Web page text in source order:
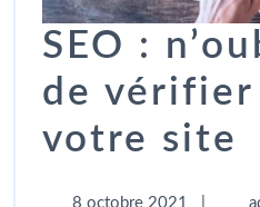
SEO :
de vérifier
votre site
8 octobre 2021